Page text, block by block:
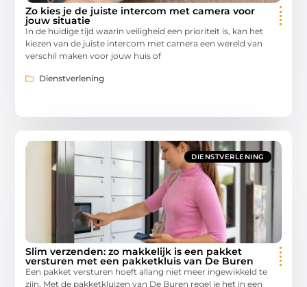
Zo kies je de juiste intercom met camera voor
jouw situatie
In de huidige tijd waarin veiligheid een prioriteit is, kan het
kiezen van de juiste intercom met camera een wereld van
verschil maken voor jouw huis of
Dienstverlening
DIENSTVERLENING
Slim verzenden: zo makkelijk is een pakket
versturen met een pakketkluis van De Buren
Een pakket versturen hoeft allang niet meer ingewikkeld te
zijn. Met de pakketkluizen van De Buren regel je het in een